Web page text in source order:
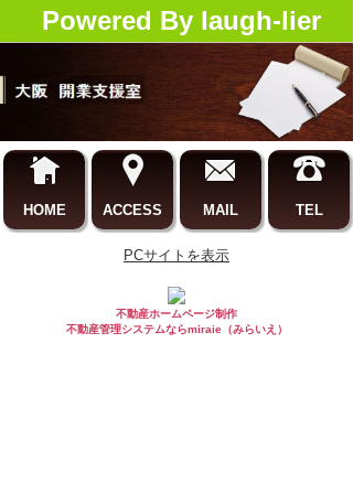
Powered By laugh-lier
HOME ACCESS MAIL TEL
PCサイトを表示
不動産ホームページ制作
不動産管理システムならmiraie（みらいえ）